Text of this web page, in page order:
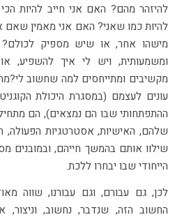
להיזהר מהם? האם אני חייב להיות
להיות כמו שאני? האם אני מאמין שאם
מישהו אחר, או שיש מספיק
ומשמעותית, ויש לי איך להשפיע,
מקשיבים ומתייחסים למה שחשוב
עונים לעצמם (במסגרת היכולת
ההתפתחותי שבו הם נמצאים), הם
שלהם, האישיות, אסטרטגיות הפעולה,
שילוו אותם בהמשך חייהם, ובמובנים
הייחודי שבו יבחרו ללכת.
לכן, גם עבורם, וגם עבורנו, שווה
החשוב הזה, שנדבר, נחשוב, וניצור,